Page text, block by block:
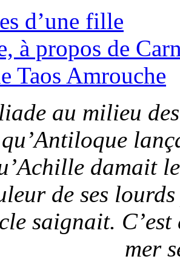
au milieu
damait
de ses
saignait.
mer